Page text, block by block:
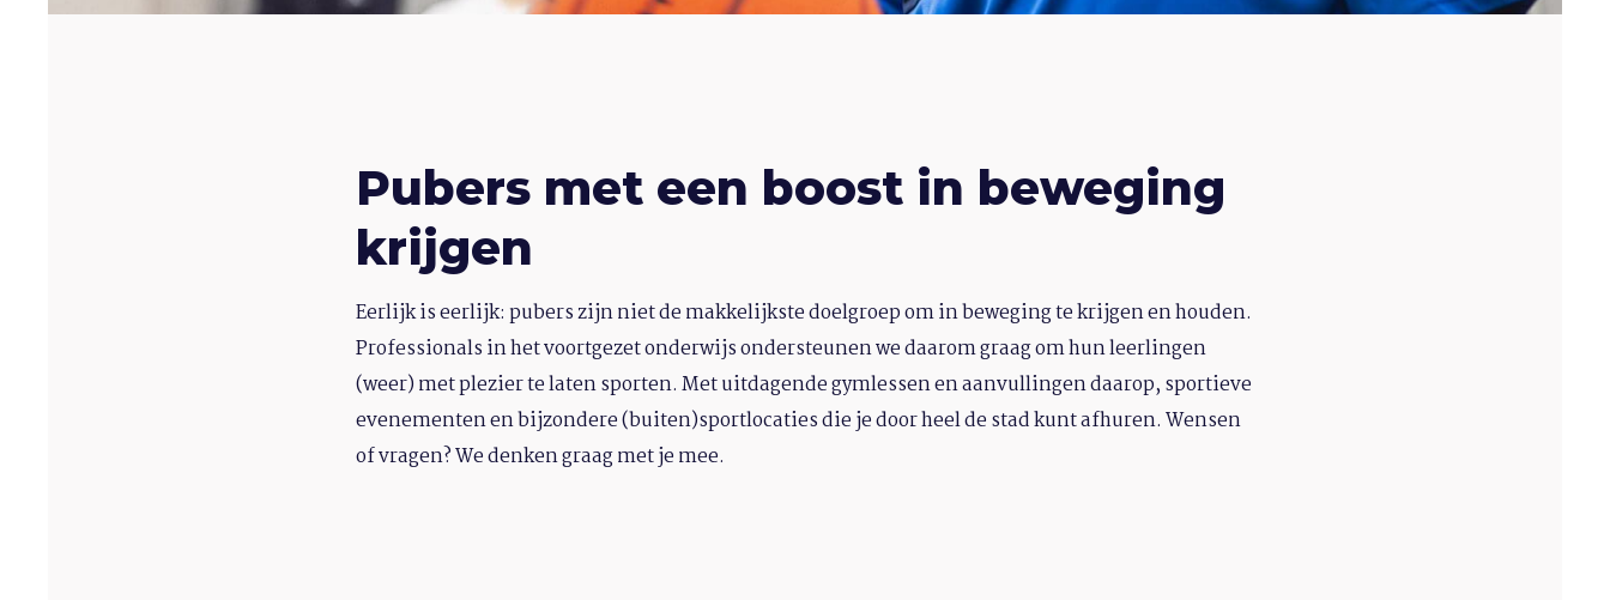
Pubers met een boost in beweging
krijgen
Eerlijk is eerlijk: pubers zijn niet de makkelijkste doelgroep om in beweging te krijgen en houden.
Professionals in het voortgezet onderwijs ondersteunen we daarom graag om hun leerlingen
(weer) met plezier te laten sporten. Met uitdagende gymlessen en aanvullingen daarop, sportieve
evenementen en bijzondere (buiten)sportlocaties die je door heel de stad kunt afhuren. Wensen
of vragen? We denken graag met je mee.